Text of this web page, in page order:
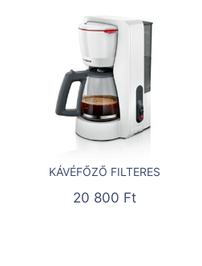
KÁVÉFŐZŐ FILTERES
20 800 Ft